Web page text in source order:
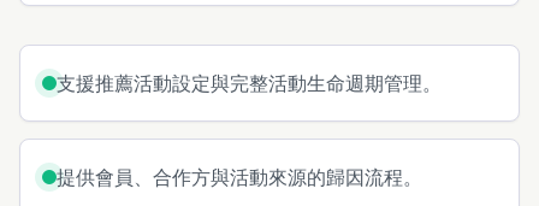
支援推薦活動設定與完整活動生命週期管理。
提供會員、合作方與活動來源的歸因流程。